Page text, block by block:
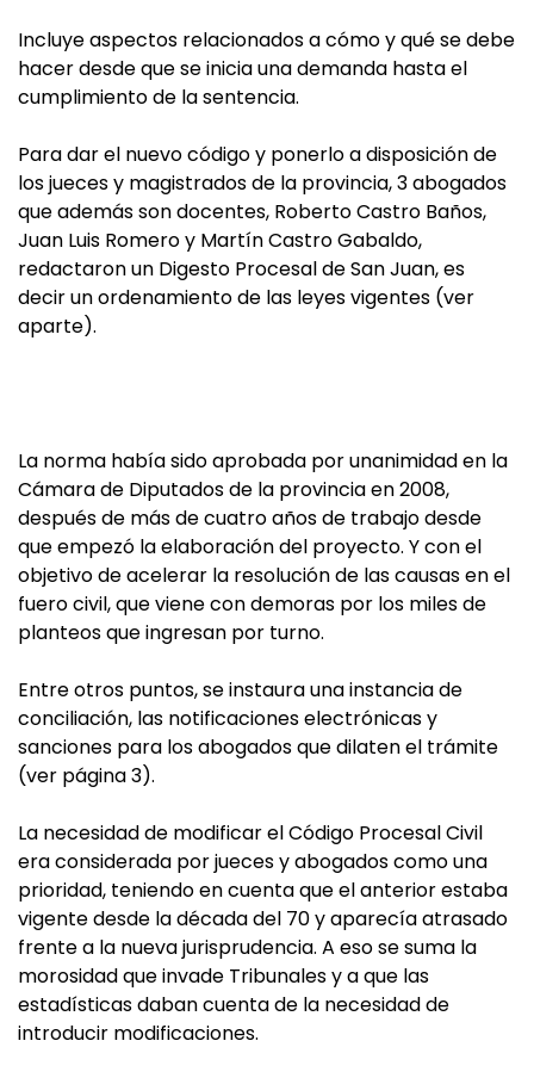
Incluye aspectos relacionados a cómo y qué se debe
hacer desde que se inicia una demanda hasta el
cumplimiento de la sentencia.
Para dar el nuevo código y ponerlo a disposición de
los jueces y magistrados de la provincia, 3 abogados
que además son docentes, Roberto Castro Baños,
Juan Luis Romero y Martín Castro Gabaldo,
redactaron un Digesto Procesal de San Juan, es
decir un ordenamiento de las leyes vigentes (ver
aparte).
La norma había sido aprobada por unanimidad en la
Cámara de Diputados de la provincia en 2008,
después de más de cuatro años de trabajo desde
que empezó la elaboración del proyecto. Y con el
objetivo de acelerar la resolución de las causas en el
fuero civil, que viene con demoras por los miles de
planteos que ingresan por turno.
Entre otros puntos, se instaura una instancia de
conciliación, las notificaciones electrónicas y
sanciones para los abogados que dilaten el trámite
(ver página 3).
La necesidad de modificar el Código Procesal Civil
era considerada por jueces y abogados como una
prioridad, teniendo en cuenta que el anterior estaba
vigente desde la década del 70 y aparecía atrasado
frente a la nueva jurisprudencia. A eso se suma la
morosidad que invade Tribunales y a que las
estadísticas daban cuenta de la necesidad de
introducir modificaciones.